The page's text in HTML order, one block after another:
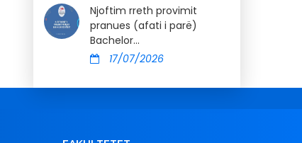
Njoftim rreth provimit
pranues (afati i parë)
Bachelor...
17/07/2026